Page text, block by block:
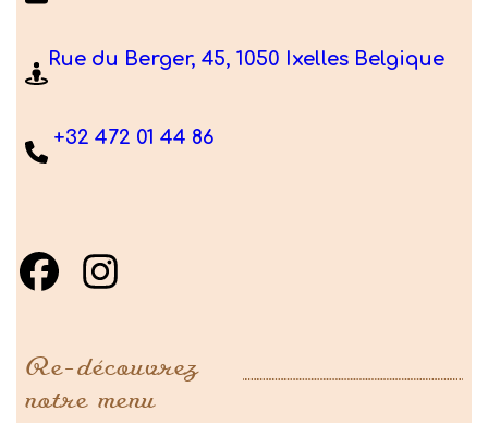
Rue du Berger, 45, 1050 Ixelles Belgique
+32 472 01 44 86
Re-découvrez
notre menu